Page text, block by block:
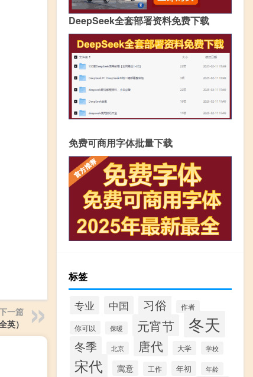
一篇
英）
DeepSeek全套部署资料免费下载
免费可商用字体批量下载
标签
专业 中国 习俗 作者
你可以 保暖 元宵节 冬天
冬季 北京 唐代 大学 学校
宋代 寓意 工作 年初 年龄